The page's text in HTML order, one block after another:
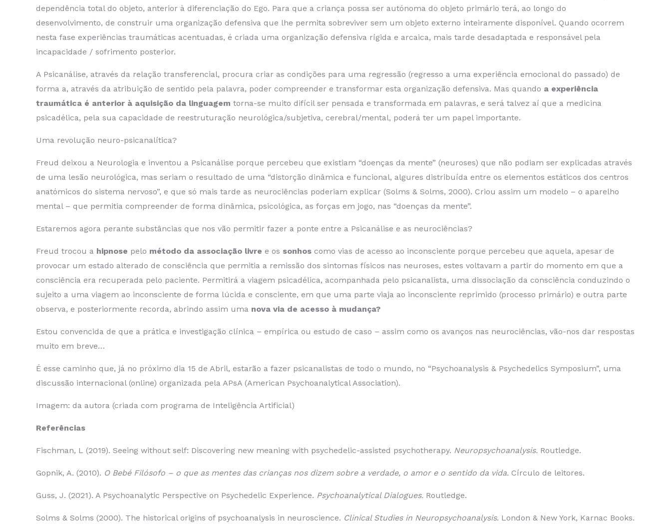
dependência total do objeto, anterior à diferenciação do Ego. Para que a criança possa ser autónoma do objeto primário terá, ao longo do
desenvolvimento, de construir uma organização defensiva que lhe permita sobreviver sem um objeto externo inteiramente disponível. Quando ocorrem
nesta fase experiências traumáticas acentuadas, é criada uma organização defensiva rígida e arcaica, mais tarde desadaptada e responsável pela
incapacidade / sofrimento posterior.
A Psicanálise, através da relação transferencial, procura criar as condições para uma regressão (regresso a uma experiência emocional do passado) de
forma a, através da atribuição de sentido pela palavra, poder compreender e transformar esta organização defensiva. Mas quando a experiência
traumática é anterior à aquisição da linguagem torna-se muito difícil ser pensada e transformada em palavras, e será talvez aí que a medicina
psicadélica, pela sua capacidade de reestruturação neurológica/subjetiva, cerebral/mental, poderá ter um papel importante.
Uma revolução neuro-psicanalítica?
Freud deixou a Neurologia e inventou a Psicanálise porque percebeu que existiam “doenças da mente” (neuroses) que não podiam ser explicadas através
de uma lesão neurológica, mas seriam o resultado de uma “distorção dinâmica e funcional, algures distribuída entre os elementos estáticos dos centros
anatómicos do sistema nervoso”, e que só mais tarde as neurociências poderiam explicar (Solms & Solms, 2000). Criou assim um modelo – o aparelho
mental – que permitia compreender de forma dinâmica, psicológica, as forças em jogo, nas “doenças da mente”.
Estaremos agora perante substâncias que nos vão permitir fazer a ponte entre a Psicanálise e as neurociências?
Freud trocou a hipnose pelo método da associação livre e os sonhos como vias de acesso ao inconsciente porque percebeu que aquela, apesar de
provocar um estado alterado de consciência que permitia a remissão dos sintomas físicos nas neuroses, estes voltavam a partir do momento em que a
consciência era recuperada pelo paciente. Permitirá a viagem psicadélica, acompanhada pelo psicanalista, uma dissociação da consciência conduzindo o
sujeito a uma viagem ao inconsciente de forma lúcida e consciente, em que uma parte viaja ao inconsciente reprimido (processo primário) e outra parte
observa, e posteriormente recorda, abrindo assim uma nova via de acesso à mudança?
Estou convencida de que a prática e investigação clínica – empírica ou estudo de caso – assim como os avanços nas neurociências, vão-nos dar respostas
muito em breve…
É esse caminho que, já no próximo dia 15 de Abril, estarão a fazer psicanalistas de todo o mundo, no “Psychoanalysis & Psychedelics Symposium”, uma
discussão internacional (online) organizada pela APsA (American Psychoanalytical Association).
Imagem: da autora (criada com programa de Inteligência Artificial)
Referências
Fischman, L (2019). Seeing without self: Discovering new meaning with psychedelic-assisted psychotherapy. Neuropsychoanalysis. Routledge.
Gopnik, A. (2010). O Bebé Filósofo – o que as mentes das crianças nos dizem sobre a verdade, o amor e o sentido da vida. Círculo de leitores.
Guss, J. (2021). A Psychoanalytic Perspective on Psychedelic Experience. Psychoanalytical Dialogues. Routledge.
Solms & Solms (2000). The historical origins of psychoanalysis in neuroscience. Clinical Studies in Neuropsychoanalysis. London & New York, Karnac Books.